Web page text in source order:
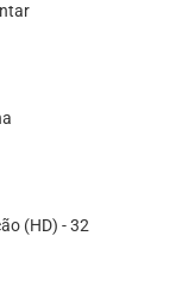
(HD) - 32